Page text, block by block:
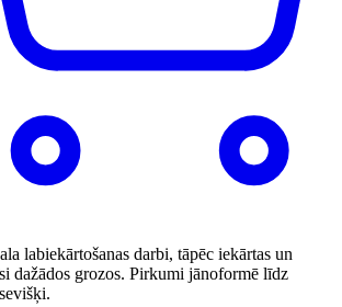
labiekārtošanas darbi, tāpēc iekārtas un
dažādos grozos. Pirkumi jānoformē līdz